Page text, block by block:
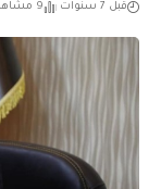
قبل 7 سنوات 9 مشاهدات